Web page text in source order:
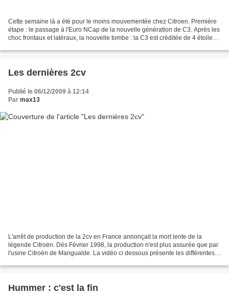
Cette semaine là a été pour le moins mouvementée chez Citroen. Première
étape : le passage à l'Euro NCap de la nouvelle génération de C3. Après les
choc frontaux et latéraux, la nouvelle tombe : la C3 est créditée de 4 étoiles.
Les dernières 2cv
Publié le 06/12/2009 à 12:14
Par max13
L'arrêt de production de la 2cv en France annonçait la mort lente de la
légende Citroën. Dés Février 1998, la production n'est plus assurée que par
l'usine Citroën de Mangualde. La vidéo ci dessous présente les différentes
Hummer : c'est la fin